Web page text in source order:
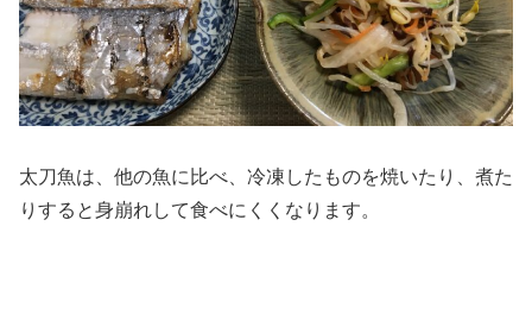
太刀魚は、他の魚に比べ、冷凍したものを焼いたり、煮た
りすると身崩れして食べにくくなります。